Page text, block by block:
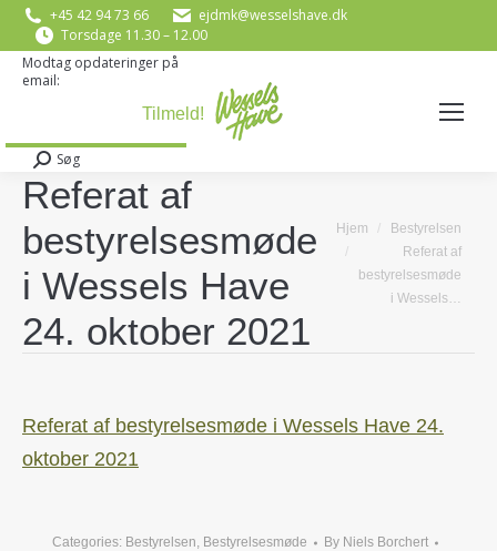
+45 42 94 73 66
ejdmk@wesselshave.dk
Torsdage 11.30 – 12.00
Modtag opdateringer på
email:
Search:
Søg
Referat af
bestyrelsesmøde
i Wessels Have
24. oktober 2021
You are here:
Hjem
Bestyrelsen
Referat af
bestyrelsesmøde
i Wessels…
Referat af bestyrelsesmøde i Wessels Have 24.
oktober 2021
Categories: Bestyrelsen, Bestyrelsesmøde By Niels Borchert